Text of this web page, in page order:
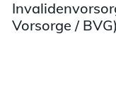
Vorsorge / BVG)